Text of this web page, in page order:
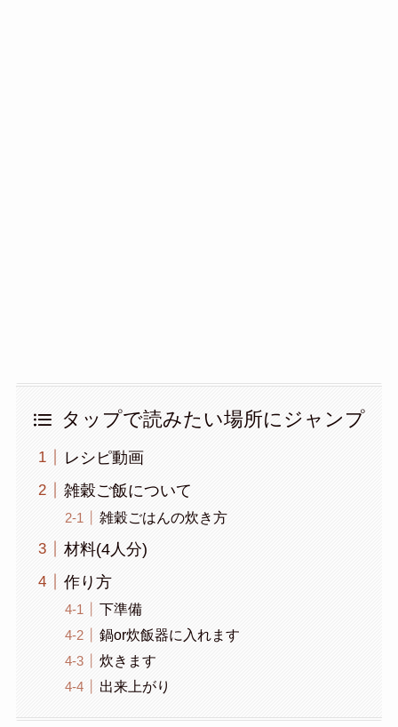
タップで読みたい場所にジャンプ
レシピ動画
雑穀ご飯について
雑穀ごはんの炊き方
材料(4人分)
作り方
下準備
鍋or炊飯器に入れます
炊きます
出来上がり